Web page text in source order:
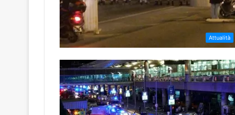
Attualità